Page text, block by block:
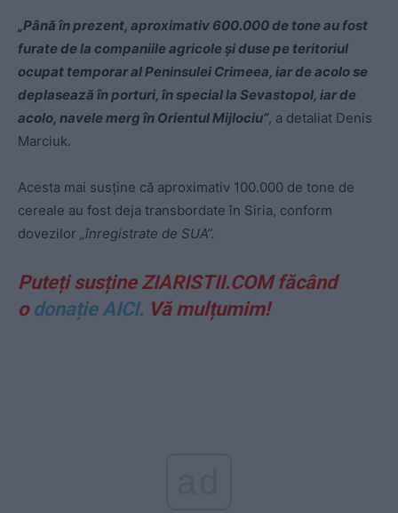
„Până în prezent, aproximativ 600.000 de tone au fost
furate de la companiile agricole și duse pe teritoriul
ocupat temporar al Peninsulei Crimeea, iar de acolo se
deplasează în porturi, în special la Sevastopol, iar de
acolo, navele merg în Orientul Mijlociu”, a detaliat Denis
Marciuk.
Acesta mai susține că aproximativ 100.000 de tone de
cereale au fost deja transbordate în Siria, conform
dovezilor
„înregistrate de SUA”.
Puteți susține ZIARISTII.COM făcând
o donație AICI. Vă mulțumim!